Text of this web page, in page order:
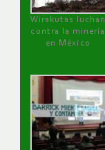
Wirakutas luchan
contra la minería
en México